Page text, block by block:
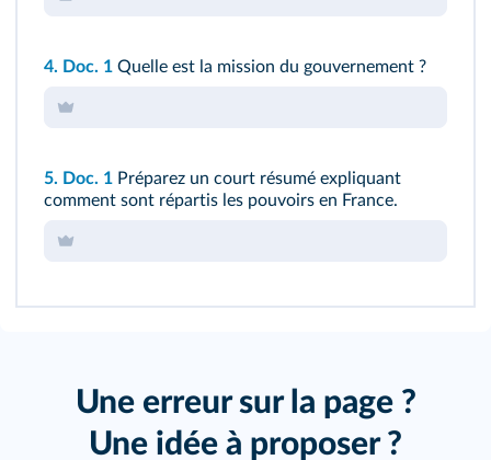
4. Doc. 1 Quelle est la mission du gouvernement ?
5. Doc. 1 Préparez un court résumé expliquant
comment sont répartis les pouvoirs en France.
Une erreur sur la page ?
Une idée à proposer ?